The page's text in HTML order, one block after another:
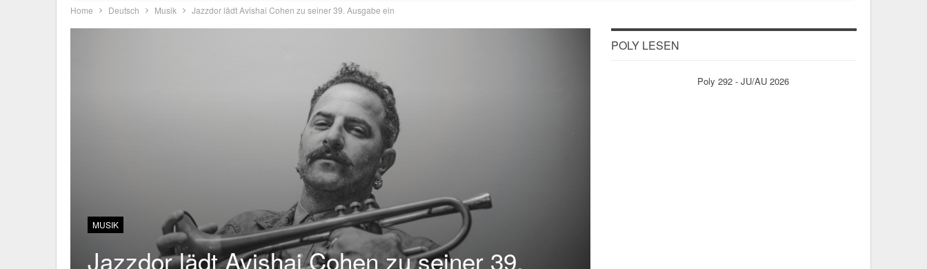
Home Deutsch Musik Jazzdor lädt Avishai Cohen zu seiner 39. Ausgabe ein
MUSIK
Jazzdor lädt Avishai Cohen zu seiner 39.
POLY LESEN
Poly 292 - JU/AU 2026